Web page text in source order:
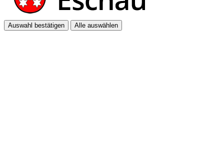
Auswahl bestätigen Alle auswählen